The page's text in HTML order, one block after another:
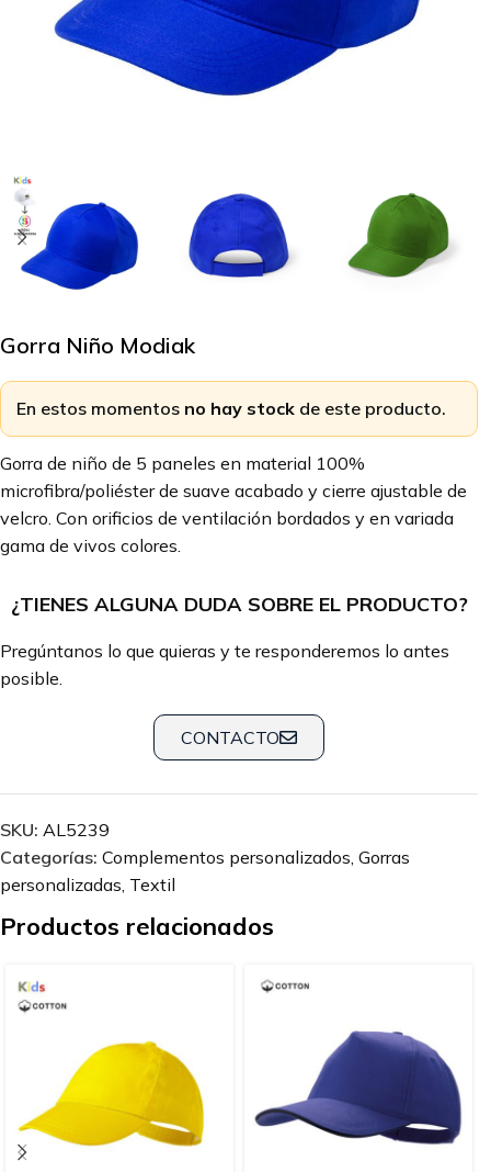
Gorra Niño Modiak
En estos momentos no hay stock de este producto.
Gorra de niño de 5 paneles en material 100%
microfibra/poliéster de suave acabado y cierre ajustable de
velcro. Con orificios de ventilación bordados y en variada
gama de vivos colores.
¿TIENES ALGUNA DUDA SOBRE EL PRODUCTO?
Pregúntanos lo que quieras y te responderemos lo antes
posible.
CONTACTO
SKU: AL5239
Categorías: Complementos personalizados, Gorras
personalizadas, Textil
Productos relacionados